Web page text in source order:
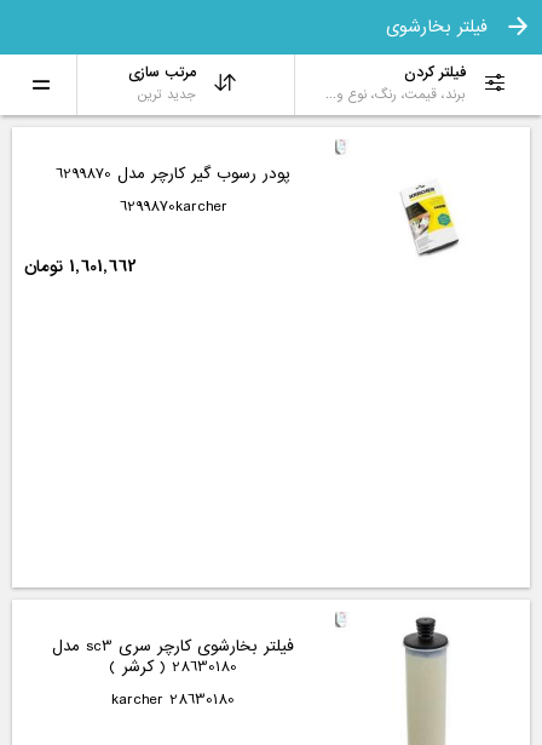
فیلتر بخارشوی
فیلتر کردن
برند، قیمت، رنگ، نوع و...
مرتب سازی
جدید ترین
پودر رسوب گیر کارچر مدل 6299870
6299870karcher
1,601,662 تومان
فیلتر بخارشوی کارچر سری sc3 مدل
28630180 ( کرشر )
28630180 karcher